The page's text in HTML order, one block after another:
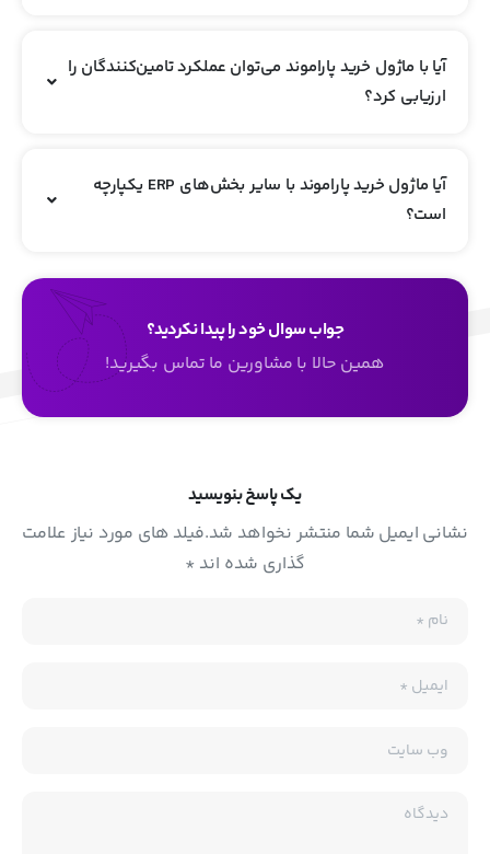
آیا با ماژول خرید پاراموند می‌توان عملکرد تامین‌کنندگان را
ارزیابی کرد؟
آیا ماژول خرید پاراموند با سایر بخش‌های ERP یکپارچه
است؟
جواب سوال خود را پیدا نکردید؟
همین حالا با مشاورین ما تماس بگیرید!
یک پاسخ بنویسید
نشانی ایمیل شما منتشر نخواهد شد.فیلد های مورد نیاز علامت
گذاری شده اند *
نام*
ایمیل *
وب سایت
دیدگاه